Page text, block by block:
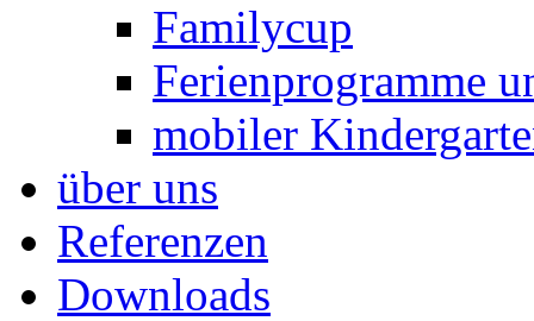
Familycup
Ferienprogramme
mobiler
über uns
Referenzen
Downloads